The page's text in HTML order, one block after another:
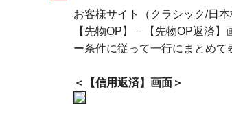
お客様サイト（クラシック/日
【先物OP】－【先物OP返済】
ー条件に従って一行にまとめて
＜【信用返済】画面＞